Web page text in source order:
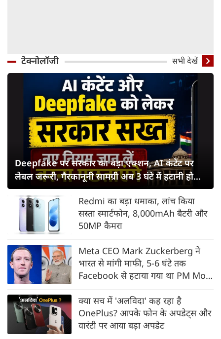
टेक्नोलॉजी सभी देखें
Deepfake पर सरकार का बड़ा एक्शन, AI कंटेंट पर
लेबल जरूरी, गैरकानूनी सामग्री अब 3 घंटे में हटानी होगी,
नए नियम जान लें वरना पछताएंगे
Redmi का बड़ा धमाका, लांच किया
सस्ता स्मार्टफोन, 8,000mAh बैटरी और
50MP कैमरा
Meta CEO Mark Zuckerberg ने
भारत से मांगी माफी, 5-6 घंटे तक
Facebook से हटाया गया था PM Modi
क्या सच में 'अलविदा' कह रहा है
OnePlus? आपके फोन के अपडेट्स और
वारंटी पर आया बड़ा अपडेट